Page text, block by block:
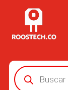
Búsqueda
de
productos